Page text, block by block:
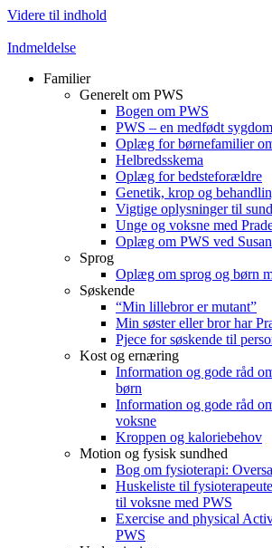
Videre til indhold
Indmeldelse
Familier
Generelt om PWS
Bogen om PWS
PWS – en medfødt sygdom
Oplæg for børnefamilier
Helbredsskema
Oplæg for bedsteforældre
Genetik, krop og
Vigtige oplysninger til
Unge og voksne med
Oplæg om PWS ved
Sprog
Oplæg om sprog og børn
Søskende
“Min lillebror er mutant”
Min søster eller bror har
Pjece for søskende til
Kost og ernæring
Information og gode råd
børn
Information og gode råd
voksne
Kroppen og kaloriebehov
Motion og fysisk sundhed
Bog om fysioterapi:
Huskeliste til
til voksne med PWS
Exercise and physical
PWS